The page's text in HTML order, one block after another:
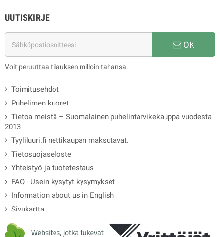
UUTISKIRJE
OK
Voit peruuttaa tilauksen milloin tahansa.
Toimitusehdot
Puhelimen kuoret
Tietoa meistä – Suomalainen puhelintarvikekauppa vuodesta
2013
Tyyliluuri.fi nettikaupan maksutavat.
Tietosuojaseloste
Yhteistyö ja tuotetestaus
FAQ - Usein kysytyt kysymykset
Information about us in English
Sivukartta